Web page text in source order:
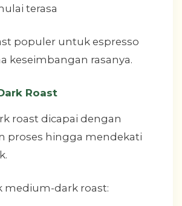
terasa
populer untuk espresso
keseimbangan rasanya.
Roast
roast dicapai dengan
proses hingga mendekati
medium-dark roast: